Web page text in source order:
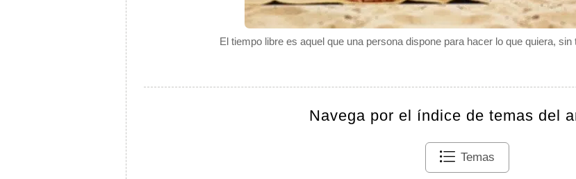
El tiempo libre es aquel que una persona dispone para hacer lo que quiera,
Navega por el índice de temas del
Temas